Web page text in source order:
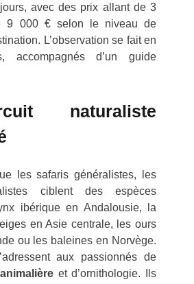
avec des prix allant de 3
9 000 € selon le niveau de
L’observation se fait en
accompagnés d’un guide
naturaliste
les safaris généralistes, les
ciblent des espèces
ibérique en Andalousie, la
en Asie centrale, les ours
ou les baleines en Norvège.
aux passionnés de
et d’ornithologie. Ils